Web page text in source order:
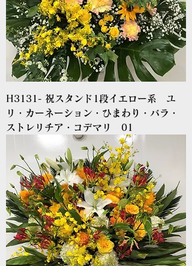
H3131- 祝スタンド1段イエロー系 ユ
リ・カーネーション・ひまわり・バラ・
ストレリチア・コデマリ 01